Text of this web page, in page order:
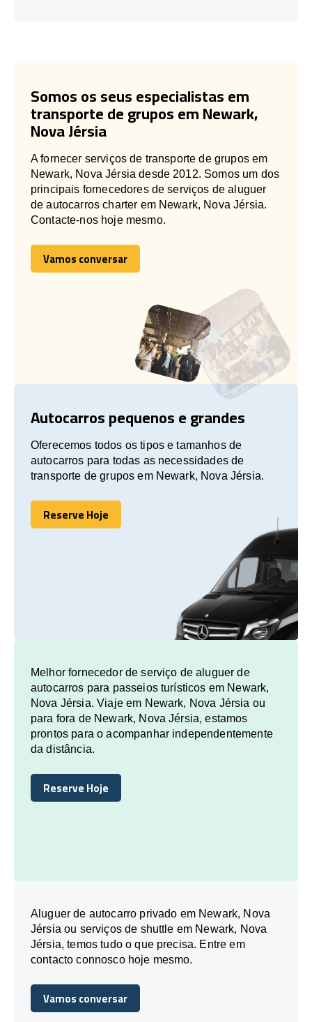
Somos os seus especialistas em
transporte de grupos em Newark,
Nova Jérsia
A fornecer serviços de transporte de grupos em
Newark, Nova Jérsia desde 2012. Somos um dos
principais fornecedores de serviços de aluguer
de autocarros charter em Newark, Nova Jérsia.
Contacte-nos hoje mesmo.
Vamos conversar
Vamos conversar
Autocarros pequenos e grandes
Oferecemos todos os tipos e tamanhos de
autocarros para todas as necessidades de
transporte de grupos em Newark, Nova Jérsia.
Reserve Hoje
Reserve Hoje
Melhor fornecedor de serviço de aluguer de
autocarros para passeios turísticos em Newark,
Nova Jérsia. Viaje em Newark, Nova Jérsia ou
para fora de Newark, Nova Jérsia, estamos
prontos para o acompanhar independentemente
da distância.
Reserve Hoje
Reserve Hoje
Aluguer de autocarro privado em Newark, Nova
Jérsia ou serviços de shuttle em Newark, Nova
Jérsia, temos tudo o que precisa. Entre em
contacto connosco hoje mesmo.
Vamos conversar
Vamos conversar